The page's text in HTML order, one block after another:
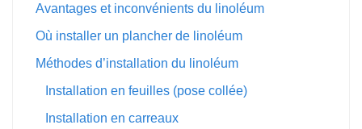
Avantages et inconvénients du linoléum
Où installer un plancher de linoléum
Méthodes d’installation du linoléum
Installation en feuilles (pose collée)
Installation en carreaux